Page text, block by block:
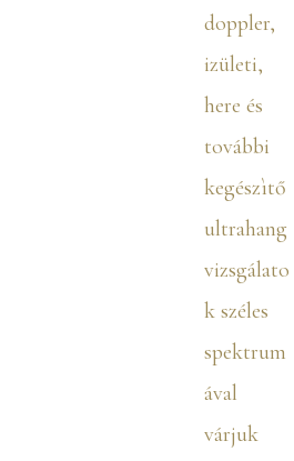
doppler,
izületi,
here és
további
kegészìtő
ultrahang
vizsgálato
k széles
spektrum
ával
várjuk